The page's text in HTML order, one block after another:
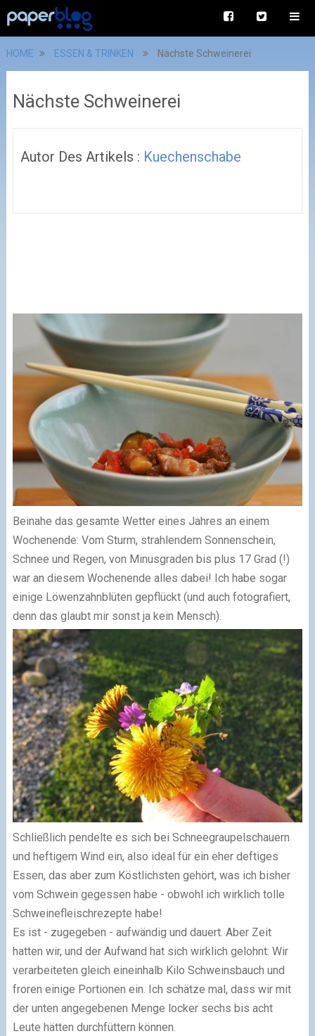
HOME ESSEN & TRINKEN Nächste Schweinerei
Nächste Schweinerei
Autor Des Artikels : Kuechenschabe
Beinahe das gesamte Wetter eines Jahres an einem
Wochenende: Vom Sturm, strahlendem Sonnenschein,
Schnee und Regen, von Minusgraden bis plus 17 Grad (!)
war an diesem Wochenende alles dabei! Ich habe sogar
einige Löwenzahnblüten gepflückt (und auch fotografiert,
denn das glaubt mir sonst ja kein Mensch).
Schließlich pendelte es sich bei Schneegraupelschauern
und heftigem Wind ein, also ideal für ein eher deftiges
Essen, das aber zum Köstlichsten gehört, was ich bisher
vom Schwein gegessen habe - obwohl ich wirklich tolle
Schweinefleischrezepte habe!
Es ist - zugegeben - aufwändig und dauert. Aber Zeit
hatten wir, und der Aufwand hat sich wirklich gelohnt: Wir
verarbeiteten gleich eineinhalb Kilo Schweinsbauch und
froren einige Portionen ein. Ich schätze mal, dass wir mit
der unten angegebenen Menge locker sechs bis acht
Leute hätten durchfüttern können.